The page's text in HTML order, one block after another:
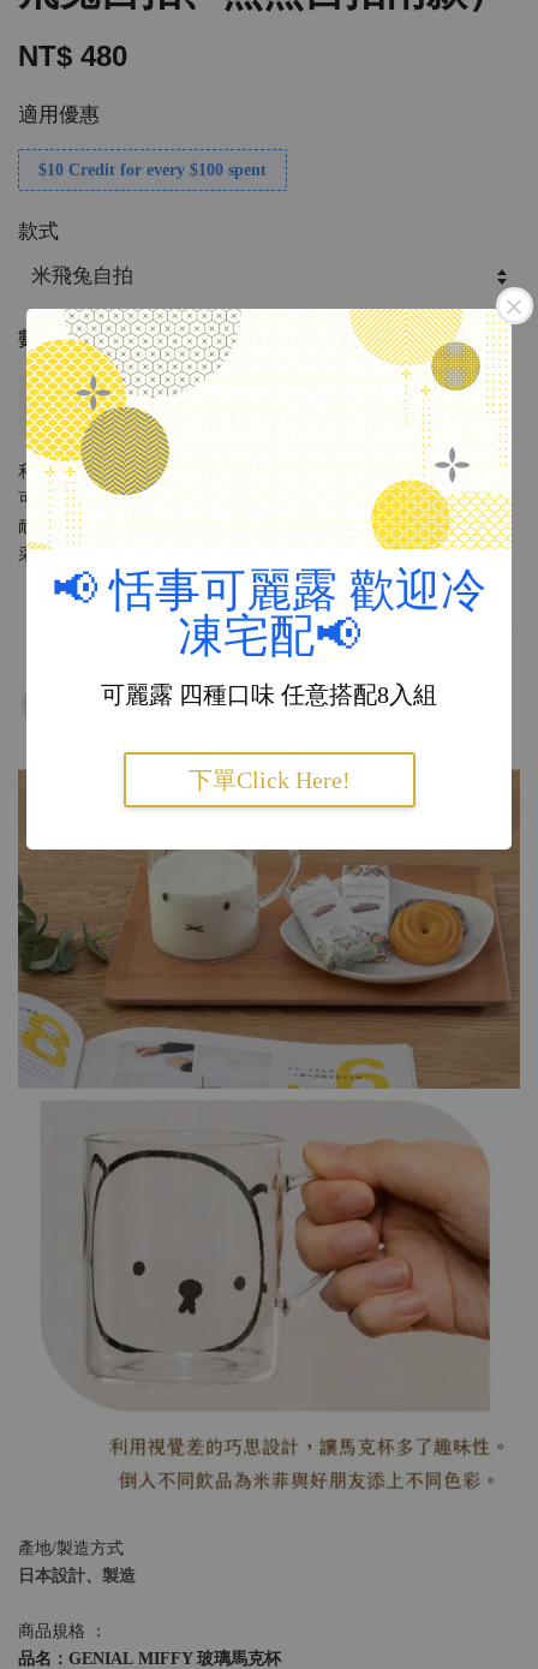
📢 恬事可麗露 歡迎冷
凍宅配📢
可麗露 四種口味 任意搭配8入組
下單Click Here!
NT$ 480
適用優惠
$10 Credit for every $100 spent
款式
數量
售完
利用透視、視覺差的巧思設計，讓馬克杯多了趣味性。
可倒入不同飲品為米菲與好朋友添上不同色彩。
耐熱、輕巧的玻璃馬克杯，330ml 實用的容量，為日常增添幸福風
采！
產地/製造方式
日本設計、製造
商品規格 ：
品名：GENIAL MIFFY 玻璃馬克杯